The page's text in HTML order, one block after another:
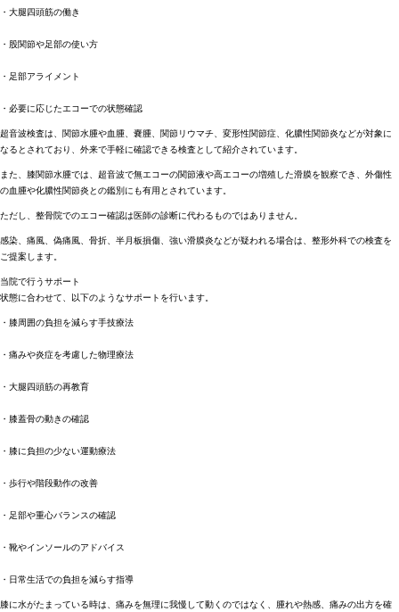
・大腿四頭筋の働き
・股関節や足部の使い方
・足部アライメント
・必要に応じたエコーでの状態確認
超音波検査は、関節水腫や血腫、嚢腫、関節リウマチ、変形性関節症、化膿性関節炎などが対象に
なるとされており、外来で手軽に確認できる検査として紹介されています。
また、膝関節水腫では、超音波で無エコーの関節液や高エコーの増殖した滑膜を観察でき、外傷性
の血腫や化膿性関節炎との鑑別にも有用とされています。
ただし、整骨院でのエコー確認は医師の診断に代わるものではありません。
感染、痛風、偽痛風、骨折、半月板損傷、強い滑膜炎などが疑われる場合は、整形外科での検査を
ご提案します。
当院で行うサポート
状態に合わせて、以下のようなサポートを行います。
・膝周囲の負担を減らす手技療法
・痛みや炎症を考慮した物理療法
・大腿四頭筋の再教育
・膝蓋骨の動きの確認
・膝に負担の少ない運動療法
・歩行や階段動作の改善
・足部や重心バランスの確認
・靴やインソールのアドバイス
・日常生活での負担を減らす指導
膝に水がたまっている時は、痛みを無理に我慢して動くのではなく、腫れや熱感、痛みの出方を確